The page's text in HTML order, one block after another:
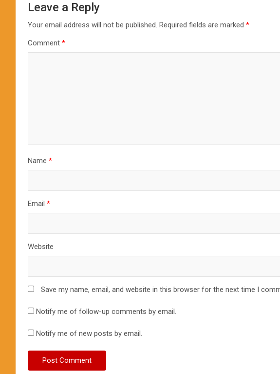
Leave a Reply
Your email address will not be published. Required fields are marked *
Comment *
Name *
Email *
Website
Save my name, email, and website in this browser for the next time I
Notify me of follow-up comments by email.
Notify me of new posts by email.